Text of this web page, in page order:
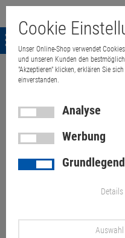
Menü
Weiter einkaufen
Zotac ZBox
Mini-PC
1,1GHz 8GB
Cookie
Unser Online-Shop verwendet
und unseren Kunden den
"Akzeptieren" klicken, erklären Sie
einverstanden.
Analyse
Werbung